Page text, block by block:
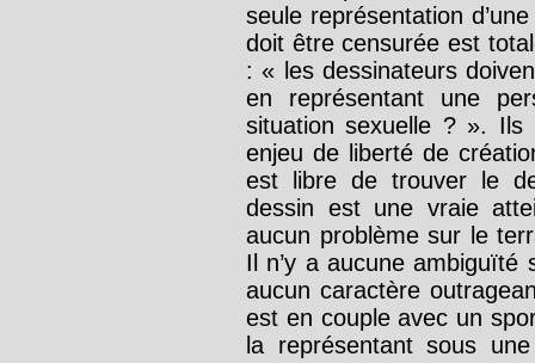
seule représentation
doit être censurée est
: « les dessinateurs
en représentant une
situation sexuelle ? ». Ils
enjeu de liberté de
est libre de trouver le
dessin est une vraie
aucun problème sur le
Il n’y a aucune ambiguïté
aucun caractère
est en couple avec un
la représentant sous